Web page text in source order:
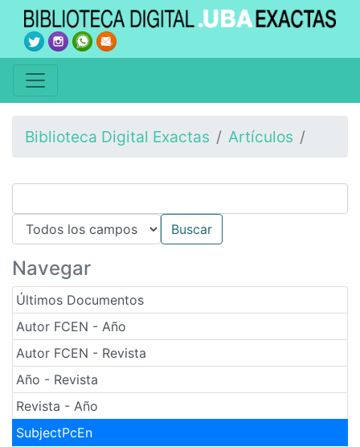
Biblioteca Digital Exactas Artículos
Navegar
Últimos Documentos
Autor FCEN - Año
Autor FCEN - Revista
Año - Revista
Revista - Año
SubjectPcEn